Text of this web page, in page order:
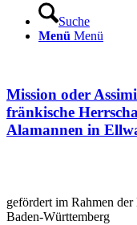
Suche
Menü Menü
Mission oder
fränkische
Alamannen in
gefördert im Rahmen
Baden-Württemberg